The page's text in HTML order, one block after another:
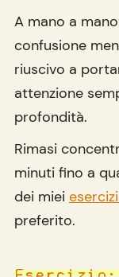
A mano a
confusione
riuscivo a
attenzione
profondità.
Rimasi
minuti fino a
dei miei
preferito.